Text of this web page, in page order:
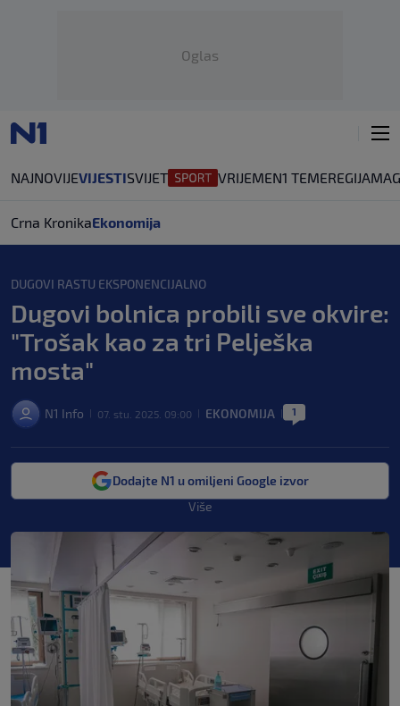
Oglas
NAJNOVIJEVIJESTISVIJET VRIJEMEN1 TEMEREGIJA
Crna KronikaEkonomija
DUGOVI RASTU EKSPONENCIJALNO
Dugovi bolnica probili sve okvire:
"Trošak kao za tri Pelješka
mosta"
N1 Info 07. stu. 2025. 09:00 EKONOMIJA 1
Dodajte N1 u omiljeni Google izvor
Više